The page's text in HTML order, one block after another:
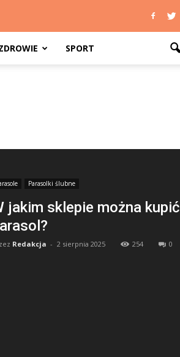
SPORT
Parasolki ślubne
jakim sklepie można kupić
Redakcja - 2 sierpnia 2025 254 0